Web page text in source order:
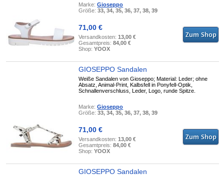
Marke:Gioseppo
Größe:33, 34, 35, 36, 37, 38, 39
71,00 €
Versandkosten:13,00 €
Gesamtpreis:84,00 €
Shop:YOOX
GIOSEPPO Sandalen
Weiße Sandalen von Gioseppo; Material: Leder; ohne
Absatz, Animal-Print, Kalbsfell in Ponyfell-Optik,
Schnallenverschluss, Leder, Logo, runde Spitze.
Marke:Gioseppo
Größe:33, 34, 35, 36, 37, 38, 39
71,00 €
Versandkosten:13,00 €
Gesamtpreis:84,00 €
Shop:YOOX
GIOSEPPO Sandalen